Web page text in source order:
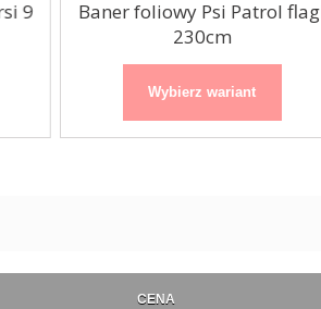
9
Baner foliowy Psi Patrol flagi
230cm
Wybierz wariant
CENA